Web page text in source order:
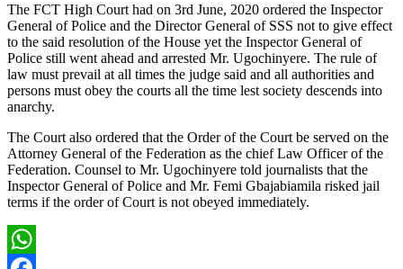
The FCT High Court had on 3rd June, 2020 ordered the Inspector
General of Police and the Director General of SSS not to give effect
to the said resolution of the House yet the Inspector General of
Police still went ahead and arrested Mr. Ugochinyere. The rule of
law must prevail at all times the judge said and all authorities and
persons must obey the courts all the time lest society descends into
anarchy.
The Court also ordered that the Order of the Court be served on the
Attorney General of the Federation as the chief Law Officer of the
Federation. Counsel to Mr. Ugochinyere told journalists that the
Inspector General of Police and Mr. Femi Gbajabiamila risked jail
terms if the order of Court is not obeyed immediately.